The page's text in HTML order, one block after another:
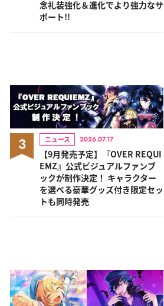
念礼装強化＆進化でより強力なサ
ポート!!
3 ニュース 2026.07.17
【9月発売予定】『OVER REQUI
EMZ』公式ビジュアルファンブ
ックが制作決定！ キャラクター
を選べる豪華グッズ付き限定セッ
トも同時発売